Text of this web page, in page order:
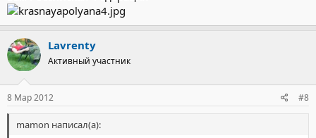
Lavrenty
Активный участник
8 Мар 2012 #8
mamon написал(а):